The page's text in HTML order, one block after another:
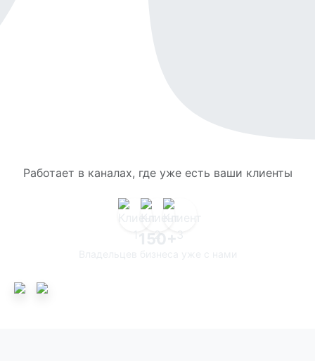
Работает в каналах, где уже есть ваши клиенты
150+